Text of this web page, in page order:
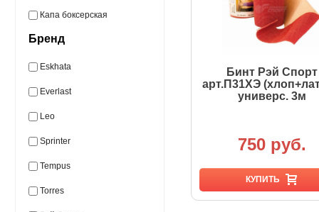
Капа боксерская
Бренд
Eskhata
Everlast
Leo
Sprinter
Tempus
Torres
Бинт Рэй Спорт
арт.П31ХЭ
универс. 3м
750 руб.
КУПИТЬ